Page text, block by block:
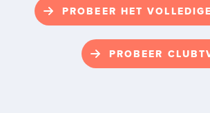
PROBEER HET
PROBEER